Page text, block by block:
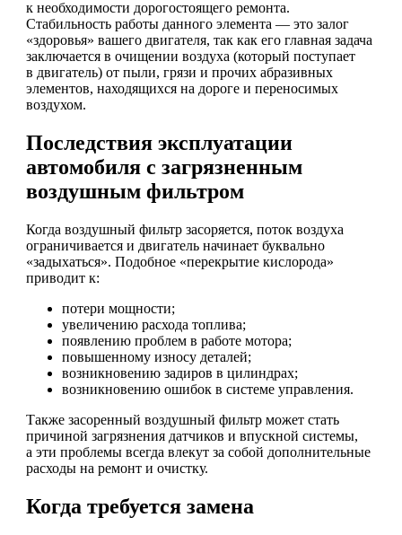
к необходимости дорогостоящего ремонта.
Стабильность работы данного элемента — это залог
«здоровья» вашего двигателя, так как его главная задача
заключается в очищении воздуха (который поступает
в двигатель) от пыли, грязи и прочих абразивных
элементов, находящихся на дороге и переносимых
воздухом.
Последствия эксплуатации
автомобиля с загрязненным
воздушным фильтром
Когда воздушный фильтр засоряется, поток воздуха
ограничивается и двигатель начинает буквально
«задыхаться». Подобное «перекрытие кислорода»
приводит к:
потери мощности;
увеличению расхода топлива;
появлению проблем в работе мотора;
повышенному износу деталей;
возникновению задиров в цилиндрах;
возникновению ошибок в системе управления.
Также засоренный воздушный фильтр может стать
причиной загрязнения датчиков и впускной системы,
а эти проблемы всегда влекут за собой дополнительные
расходы на ремонт и очистку.
Когда требуется замена